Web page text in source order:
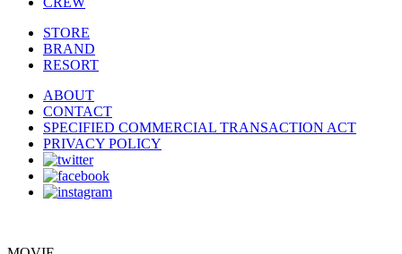
STORE
BRAND
RESORT
ABOUT
CONTACT
SPECIFIED COMMERCIAL TRANSACTION ACT
PRIVACY POLICY